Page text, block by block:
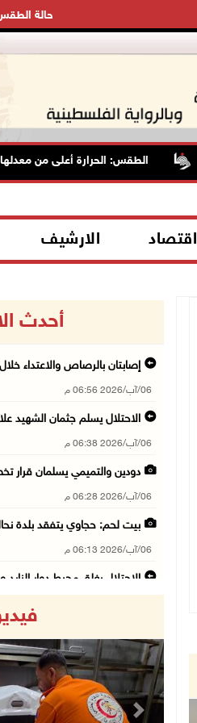
حالة
الطقس: الحرارة أعلى من معدلها
اقتصاد الارشيف
أحدث
إصابتان بالرصاص والاعتداء
06/آب/2026 06:56 م
الاحتلال يسلم جثمان الشهيد
06/آب/2026 06:38 م
دودين والتميمي يسلمان
06/آب/2026 06:28 م
بيت لحم: حجاوي يتفقد بلدة
06/آب/2026 06:13 م
الاحتلال يغلق محيط دوار
06/آب/2026 05:23 م
"النقل والمواصلات" تطلق
06/آب/2026 05:18 م
Next